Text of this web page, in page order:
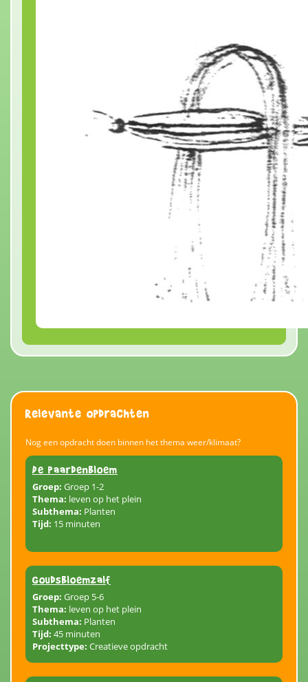
Relevante opdrachten
Nog een opdracht doen binnen het thema weer/klimaat?
De paardenbloem
Groep: Groep 1-2
Thema: leven op het plein
Subthema: Planten
Tijd: 15 minuten
Goudsbloemzalf
Groep: Groep 5-6
Thema: leven op het plein
Subthema: Planten
Tijd: 45 minuten
Projecttype: Creatieve opdracht